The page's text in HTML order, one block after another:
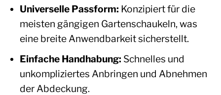
Universelle Passform: Konzipiert für die
meisten gängigen Gartenschaukeln, was
eine breite Anwendbarkeit sicherstellt.
Einfache Handhabung: Schnelles und
unkompliziertes Anbringen und Abnehmen
der Abdeckung.